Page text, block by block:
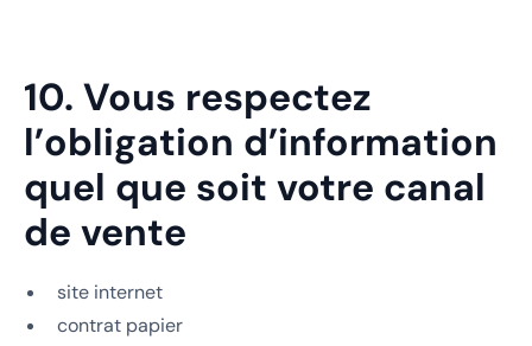
10. Vous respectez
l’obligation d’information
quel que soit votre canal
de vente
site internet
contrat papier